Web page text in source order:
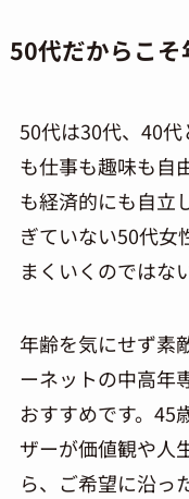
50代だからこ
50代は30代、40
も仕事も趣味も自
も経済的にも自立
ぎていない50代女
まくいくのではな
年齢を気にせず素
ーネットの中高年
おすすめです。45
ザーが価値観や人
ら、ご希望に沿っ